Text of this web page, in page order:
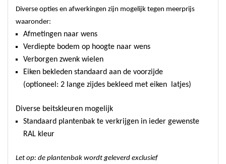
Diverse opties en afwerkingen zijn mogelijk tegen meerprijs
waaronder:
Afmetingen naar wens
Verdiepte bodem op hoogte naar wens
Verborgen zwenk wielen
Eiken bekleden standaard aan de voorzijde
(optioneel: 2 lange zijdes bekleed met eiken latjes)
Diverse beitskleuren mogelijk
Standaard plantenbak te verkrijgen in ieder gewenste
RAL kleur
Let op: de plantenbak wordt geleverd exclusief